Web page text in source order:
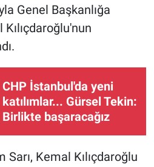
Genel Başkanlığa
CHP İstanbul'da yeni
katılımlar... Gürsel Tekin:
Birlikte başaracağız
Kemal Kılıçdaroğlu